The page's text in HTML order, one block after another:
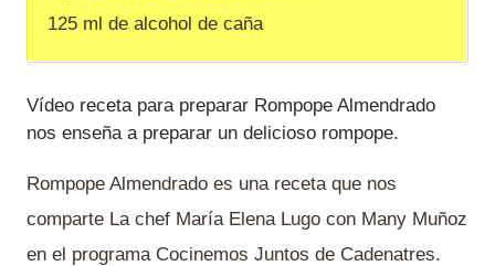
125 ml de alcohol de caña
Vídeo receta para preparar Rompope Almendrado
nos enseña a preparar un delicioso rompope.
Rompope Almendrado es una receta que nos
comparte La chef María Elena Lugo con Many Muñoz
en el programa Cocinemos Juntos de Cadenatres.